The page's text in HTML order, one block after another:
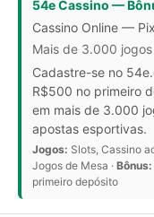
54e Cassino —
Cassino Online —
Mais de 3.000
Cadastre-se no
R$500 no primeiro
em mais de 3.000
apostas esportivas.
Jogos: Slots, Cassino
Jogos de Mesa · Bônus:
primeiro depósito